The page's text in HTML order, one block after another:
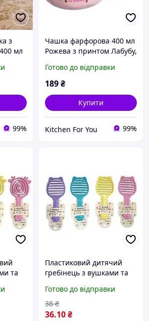
з
мл
99%
Чашка фарфорова 400 мл
Рожева з принтом Лабубу,
подарунка зі зручною
ручкою
Готово до відправки
189₴
Купити
Kitchen For You 99%
та
Пластиковий дитячий
гребінець з вушками та
Готово до відправки
36.10₴
38 ₴